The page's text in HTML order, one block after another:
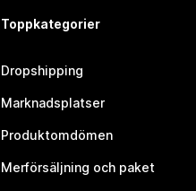
Toppkategorier
Dropshipping
Marknadsplatser
Produktomdömen
Merförsäljning och paket